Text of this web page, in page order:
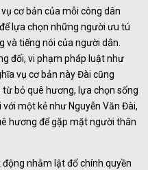
cơ bản của mỗi công dân
lựa chọn những người ưu tú
và tiếng nói của người dân.
đối, vi phạm pháp luật như
vụ cơ bản này Đài cũng
bỏ quê hương, lựa chọn sống
một kẻ như Nguyễn Văn Đài,
hương để gặp mặt người thân
nhằm lật đổ chính quyền